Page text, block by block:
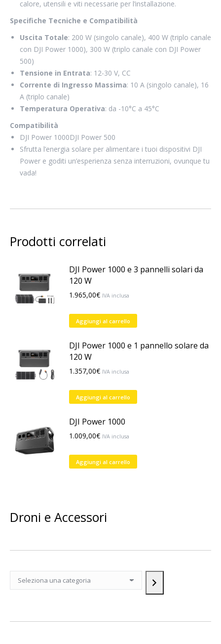
calore, utensili e viti necessarie per l’installazione.
Specifiche Tecniche e Compatibilità
Uscita Totale: 200 W (singolo canale), 400 W (triplo canale
con DJI Power 1000), 300 W (triplo canale con DJI Power
500)
Tensione in Entrata: 12-30 V, CC
Corrente di Ingresso Massima: 10 A (singolo canale), 16
A (triplo canale)
Temperatura Operativa: da -10°C a 45°C
Compatibilità
DJI Power 1000DJI Power 500
Sfrutta l’energia solare per alimentare i tuoi dispositivi DJI
Power e goditi un’esperienza senza interruzioni, ovunque tu
vada!
Prodotti correlati
DJI Power 1000 e 3 pannelli solari da
120 W
1.965,00€ IVA inclusa
Aggiungi al carrello
DJI Power 1000 e 1 pannello solare da
120 W
1.357,00€ IVA inclusa
Aggiungi al carrello
DJI Power 1000
1.009,00€ IVA inclusa
Aggiungi al carrello
Droni e Accessori
Seleziona